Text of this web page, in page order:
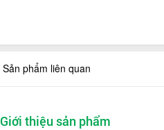
Sản phẩm liên quan
Giới thiệu sản phẩm